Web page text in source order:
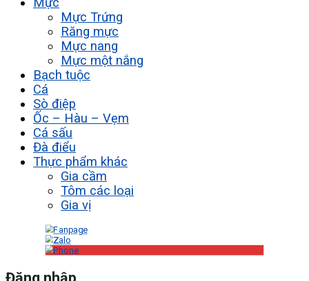
Mực Trứng
Răng mực
Mực nang
Mực một nắng
Bạch tuộc
Cá
Sò điệp
Ốc – Hàu – Vẹm
Cá sấu
Đà điểu
Thực phẩm khác
Gia cầm
Tôm các loại
Gia vị